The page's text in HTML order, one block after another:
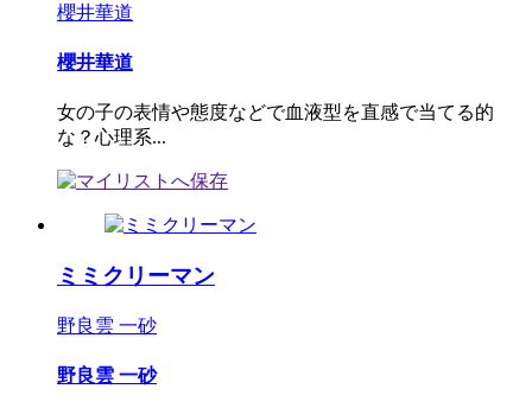
櫻井華道
櫻井華道
女の子の表情や態度などで血液型を直感で当てる的
な？心理系...
ミミクリーマン
野良雲 一砂
野良雲 一砂